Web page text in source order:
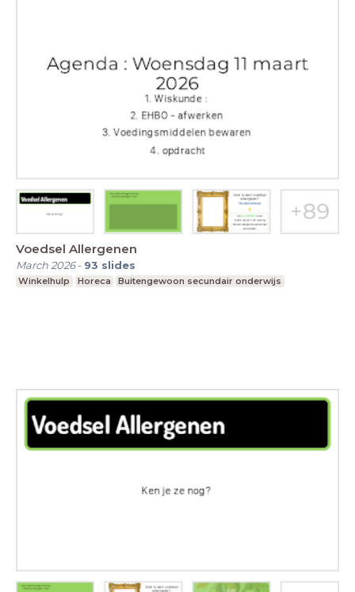
Voedsel Allergenen
March 2026- 93 slides
Winkelhulp Horeca Buitengewoon secundair onderwijs